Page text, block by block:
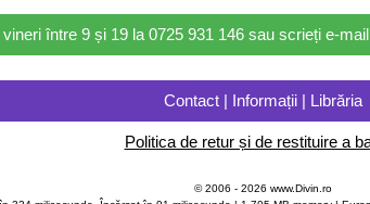
între 9 și 19 la 0725 931 146 sau scrieți e-
Contact | Informații | Librăria
Politica de retur și de restituire a
© 2006 - 2026 www.Divin.ro